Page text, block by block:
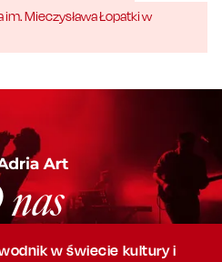
Mieczysława Łopatki w
w świecie kultury i